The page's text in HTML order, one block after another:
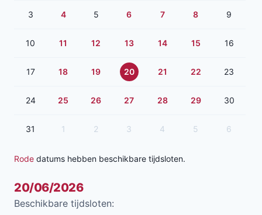
3 4 5 6 7 8 9
10 11 12 13 14 15 16
17 18 19 20 21 22 23
24 25 26 27 28 29 30
31 1 2 3 4 5 6
Rode datums hebben beschikbare tijdsloten.
20/06/2026
Beschikbare tijdsloten: